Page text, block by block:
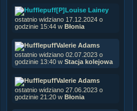
[P]Louise Lainey
ostatnio widziano 17.12.2024 o
godzinie 15:44 w Błonia
Valerie Adams
ostatnio widziano 02.07.2023 o
godzinie 13:40 w Stacja kolejowa
Valerie Adams
ostatnio widziano 27.06.2023 o
godzinie 21:20 w Błonia